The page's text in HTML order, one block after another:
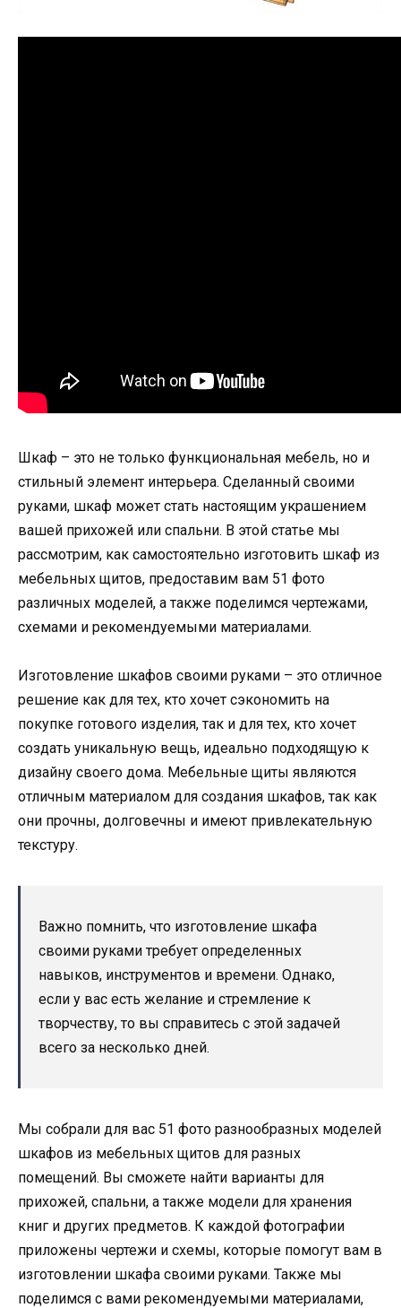
Шкаф – это не только функциональная мебель, но и
стильный элемент интерьера. Сделанный своими
руками, шкаф может стать настоящим украшением
вашей прихожей или спальни. В этой статье мы
рассмотрим, как самостоятельно изготовить шкаф из
мебельных щитов, предоставим вам 51 фото
различных моделей, а также поделимся чертежами,
схемами и рекомендуемыми материалами.
Изготовление шкафов своими руками – это отличное
решение как для тех, кто хочет сэкономить на
покупке готового изделия, так и для тех, кто хочет
создать уникальную вещь, идеально подходящую к
дизайну своего дома. Мебельные щиты являются
отличным материалом для создания шкафов, так как
они прочны, долговечны и имеют привлекательную
текстуру.
Важно помнить, что изготовление шкафа
своими руками требует определенных
навыков, инструментов и времени. Однако,
если у вас есть желание и стремление к
творчеству, то вы справитесь с этой задачей
всего за несколько дней.
Мы собрали для вас 51 фото разнообразных моделей
шкафов из мебельных щитов для разных
помещений. Вы сможете найти варианты для
прихожей, спальни, а также модели для хранения
книг и других предметов. К каждой фотографии
приложены чертежи и схемы, которые помогут вам в
изготовлении шкафа своими руками. Также мы
поделимся с вами рекомендуемыми материалами,